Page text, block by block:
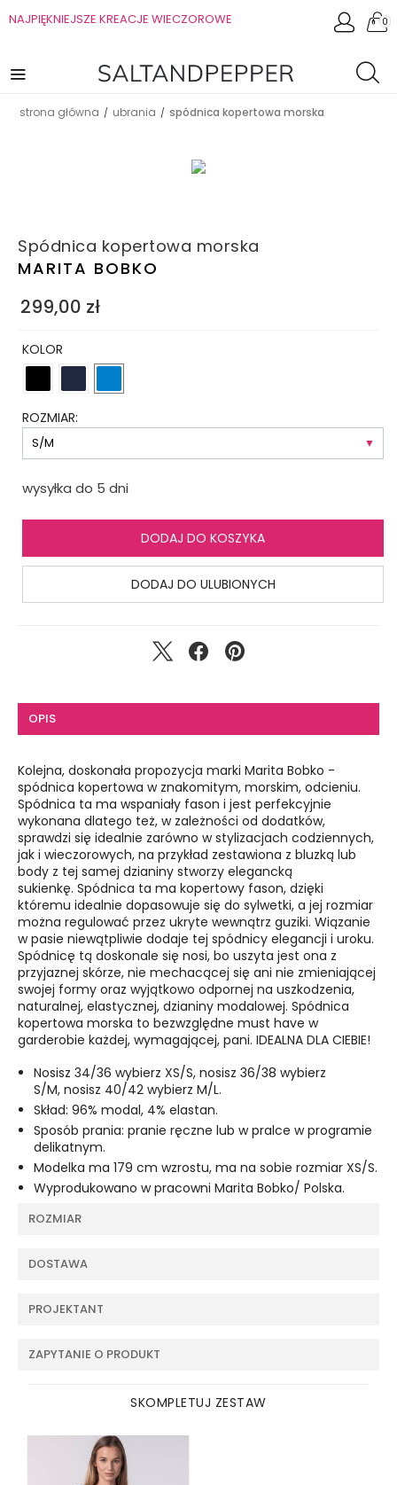
NAJPIĘKNIEJSZE KREACJE WIECZOROWE 0
strona główna / ubrania / spódnica kopertowa morska
Spódnica kopertowa morska
MARITA BOBKO
299,00 zł
KOLOR
ROZMIAR:
wysyłka do 5 dni
DODAJ DO KOSZYKA
DODAJ DO ULUBIONYCH
OPIS
Kolejna, doskonała propozycja marki Marita Bobko -
spódnica kopertowa w znakomitym, morskim, odcieniu.
Spódnica ta ma wspaniały fason i jest perfekcyjnie
wykonana dlatego też, w zależności od dodatków,
sprawdzi się idealnie zarówno w stylizacjach codziennych,
jak i wieczorowych, na przykład zestawiona z bluzką lub
body z tej samej dzianiny stworzy elegancką
sukienkę. Spódnica ta ma kopertowy fason, dzięki
któremu idealnie dopasowuje się do sylwetki, a jej rozmiar
można regulować przez ukryte wewnątrz guziki. Wiązanie
w pasie niewątpliwie dodaje tej spódnicy elegancji i uroku.
Spódnicę tą doskonale się nosi, bo uszyta jest ona z
przyjaznej skórze, nie mechacącej się ani nie zmieniającej
swojej formy oraz wyjątkowo odpornej na uszkodzenia,
naturalnej, elastycznej, dzianiny modalowej. Spódnica
kopertowa morska to bezwzględne must have w
garderobie każdej, wymagającej, pani. IDEALNA DLA CIEBIE!
Nosisz 34/36 wybierz XS/S, nosisz 36/38 wybierz
S/M, nosisz 40/42 wybierz M/L.
Skład: 96% modal, 4% elastan.
Sposób prania: pranie ręczne lub w pralce w programie
delikatnym.
Modelka ma 179 cm wzrostu, ma na sobie rozmiar XS/S.
Wyprodukowano w pracowni Marita Bobko/ Polska.
ROZMIAR
DOSTAWA
PROJEKTANT
ZAPYTANIE O PRODUKT
SKOMPLETUJ ZESTAW